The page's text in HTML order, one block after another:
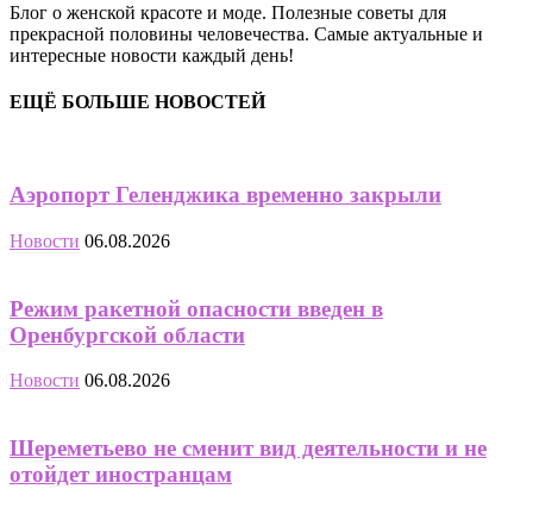
Блог о женской красоте и моде. Полезные советы для
прекрасной половины человечества. Самые актуальные и
интересные новости каждый день!
ЕЩЁ БОЛЬШЕ НОВОСТЕЙ
Аэропорт Геленджика временно закрыли
Новости 06.08.2026
Режим ракетной опасности введен в
Оренбургской области
Новости 06.08.2026
Шереметьево не сменит вид деятельности и не
отойдет иностранцам